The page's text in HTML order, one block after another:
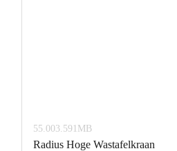
55.003.591MB
Radius Hoge Wastafelkraan